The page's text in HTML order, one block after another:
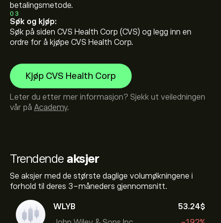
Trendende aksjer
Se aksjer med de største daglige volumøkningene i
forhold til deres 3-måneders gjennomsnitt.
WLYB
53.24‎$‎
betalingsmetode.
03
Søk og kjøp:
Søk på siden CVS Health Corp (CVS) og legg inn en
ordre for å kjøpe CVS Health Corp.
Kjøp CVS Health Corp
Leter du etter mer informasjon? Sjekk ut veiledningen
vår på Academy.